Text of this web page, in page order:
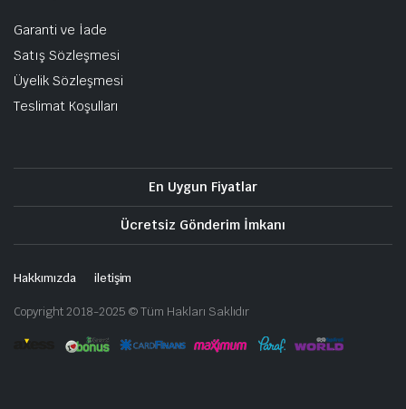
Garanti ve İade
Satış Sözleşmesi
Üyelik Sözleşmesi
Teslimat Koşulları
En Uygun Fiyatlar
Ücretsiz Gönderim İmkanı
Hakkımızda iletişim
Copyright 2018-2025 © Tüm Hakları Saklıdır